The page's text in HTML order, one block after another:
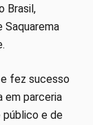
Brasil,
fez sucesso
em parceria
público e de